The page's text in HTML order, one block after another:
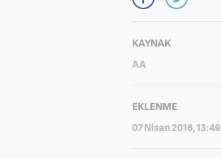
KAYNAK
AA
EKLENME
07 Nisan 2016, 13:49